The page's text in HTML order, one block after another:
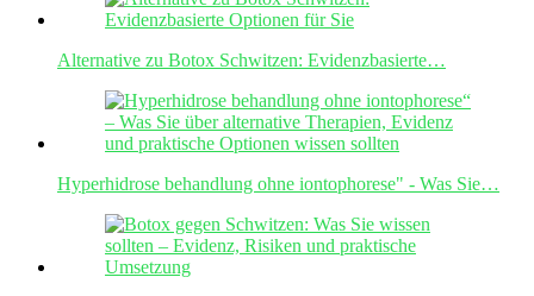
Alternative zu Botox Schwitzen: Evidenzbasierte…
Hyperhidrose behandlung ohne iontophorese" - Was Sie…